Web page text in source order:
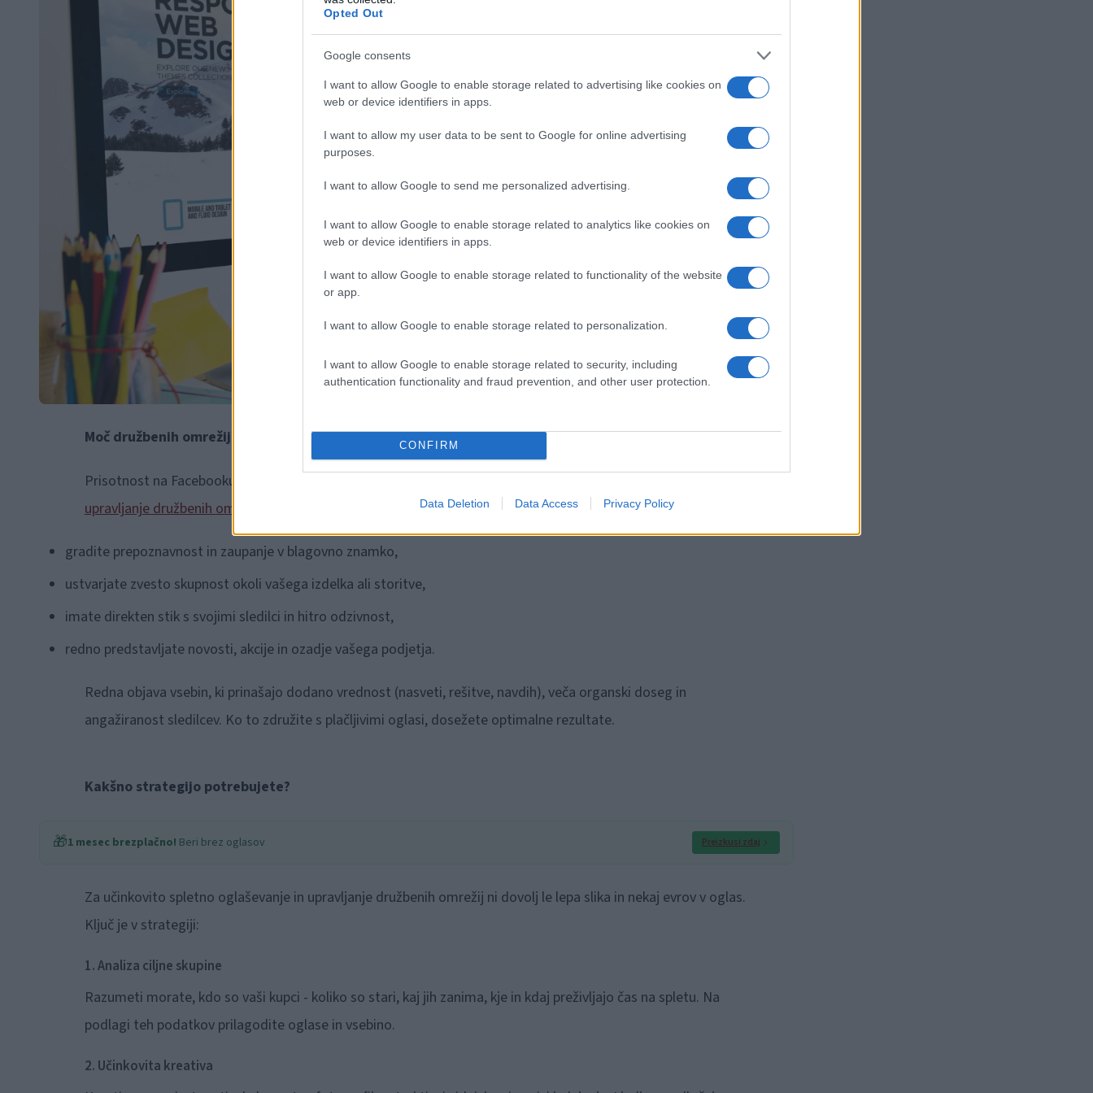
Opted Out
Google consents
I want to allow Google to enable storage related to advertising like cookies on
web or device identifiers in apps.
I want to allow my user data to be sent to Google for online advertising
purposes.
I want to allow Google to send me personalized advertising.
I want to allow Google to enable storage related to analytics like cookies on
web or device identifiers in apps.
I want to allow Google to enable storage related to functionality of the website
or app.
I want to allow Google to enable storage related to personalization.
I want to allow Google to enable storage related to security, including
authentication functionality and fraud prevention, and other user protection.
CONFIRM
Data Deletion Data Access Privacy Policy
Moč družbenih omrežij
Prisotnost na Facebooku, Instagramu in TikToku ni več stvar izbire, ampak nuja. Aktivno in premišljeno
upravljanje družbenih omrežij
gradite prepoznavnost in zaupanje v blagovno znamko,
ustvarjate zvesto skupnost okoli vašega izdelka ali storitve,
imate direkten stik s svojimi sledilci in hitro odzivnost,
redno predstavljate novosti, akcije in ozadje vašega podjetja.
Redna objava vsebin, ki prinašajo dodano vrednost (nasveti, rešitve, navdih), veča organski doseg in
angažiranost sledilcev. Ko to združite s plačljivimi oglasi, dosežete optimalne rezultate.
Kakšno strategijo potrebujete?
🎁1 mesec brezplačno! Beri brez oglasov Preizkusi zdaj
Za učinkovito spletno oglaševanje in upravljanje družbenih omrežij ni dovolj le lepa slika in nekaj evrov v oglas.
Ključ je v strategiji:
1. Analiza ciljne skupine
Razumeti morate, kdo so vaši kupci - koliko so stari, kaj jih zanima, kje in kdaj preživljajo čas na spletu. Na
podlagi teh podatkov prilagodite oglase in vsebino.
2. Učinkovita kreativa